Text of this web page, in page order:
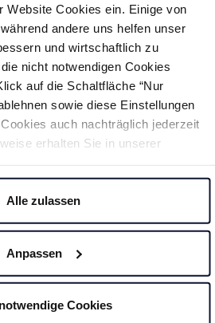
Website Cookies ein. Einige von
andere uns helfen unser
und wirtschaftlich zu
nicht notwendigen Cookies
auf die Schaltfläche “Nur
sowie diese Einstellungen
auch nachträglich jederzeit
erhalten Sie in unserer
Alle zulassen
Anpassen
Cookies
(undefinierte